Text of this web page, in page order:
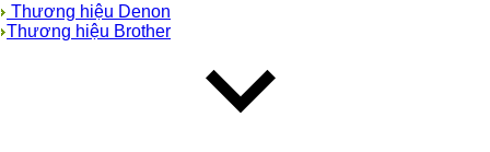
Thương hiệu Denon
Thương hiệu Brother